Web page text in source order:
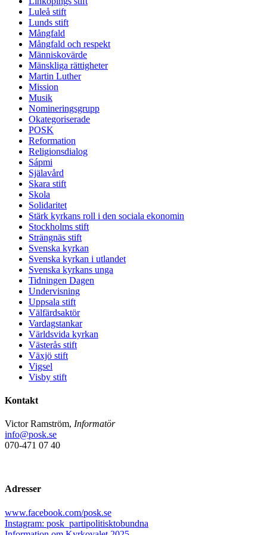
Luleå stift
Lunds stift
Mångfald
Mångfald och respekt
Människovärde
Mänskliga rättigheter
Martin Luther
Mission
Musik
Nomineringsgrupp
Okategoriserade
POSK
Reformation
Religionsdialog
Sápmi
Själavård
Skara stift
Skola
Solidaritet
Stärk kyrkans roll i den sociala ekonomin
Stockholms stift
Strängnäs stift
Svenska kyrkan
Svenska kyrkan i utlandet
Svenska kyrkans unga
Tidningen Dagen
Undervisning
Uppsala stift
Välfärdsaktör
Vardagstankar
Världsvida kyrkan
Västerås stift
Växjö stift
Vigsel
Visby stift
Kontakt
Victor Ramström, Informatör
info@posk.se
070-471 07 40
Adresser
www.facebook.com/posk.se
Instagram: posk_partipolitisktobundna